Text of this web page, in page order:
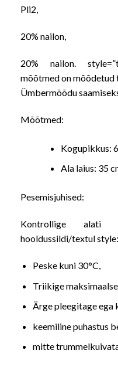
Pli2,
20% nailon,
20% nailon.
mõõtmed on mõõdetud
Ümbermõõdu
Mõõtmed:
Kogupikkus:
Ala laius: 35
Pesemisjuhised:
Kontrollige alati
hooldussildi/textul style:
Peske kuni 30°C,
Triikige
Ärge pleegitage ega
keemiline puhastus
mitte